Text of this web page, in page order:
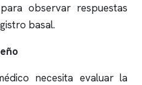
observar respuestas
basal.
necesita evaluar la